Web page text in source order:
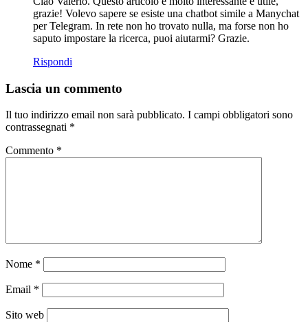
grazie! Volevo sapere se esiste una chatbot simile a Manychat
per Telegram. In rete non ho trovato nulla, ma forse non ho
saputo impostare la ricerca, puoi aiutarmi? Grazie.
Rispondi
Lascia un commento
Il tuo indirizzo email non sarà pubblicato. I campi obbligatori sono
contrassegnati *
Commento *
Nome *
Email *
Sito web